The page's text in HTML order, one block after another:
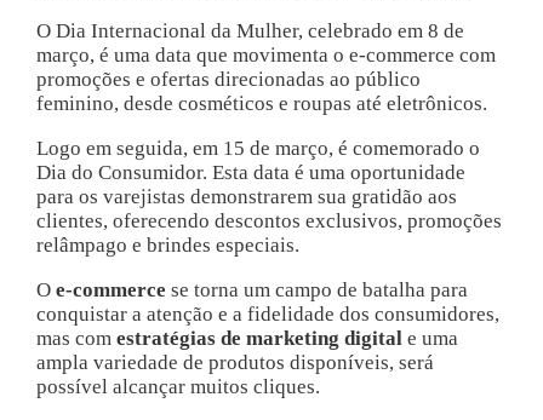
O Dia Internacional da Mulher, celebrado em 8 de
março, é uma data que movimenta o e-commerce com
promoções e ofertas direcionadas ao público
feminino, desde cosméticos e roupas até eletrônicos.
Logo em seguida, em 15 de março, é comemorado o
Dia do Consumidor. Esta data é uma oportunidade
para os varejistas demonstrarem sua gratidão aos
clientes, oferecendo descontos exclusivos, promoções
relâmpago e brindes especiais.
O e-commerce se torna um campo de batalha para
conquistar a atenção e a fidelidade dos consumidores,
mas com estratégias de marketing digital e uma
ampla variedade de produtos disponíveis, será
possível alcançar muitos cliques.